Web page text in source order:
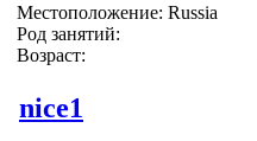
Местоположение: Russia
Род занятий:
Возраст:
nice1